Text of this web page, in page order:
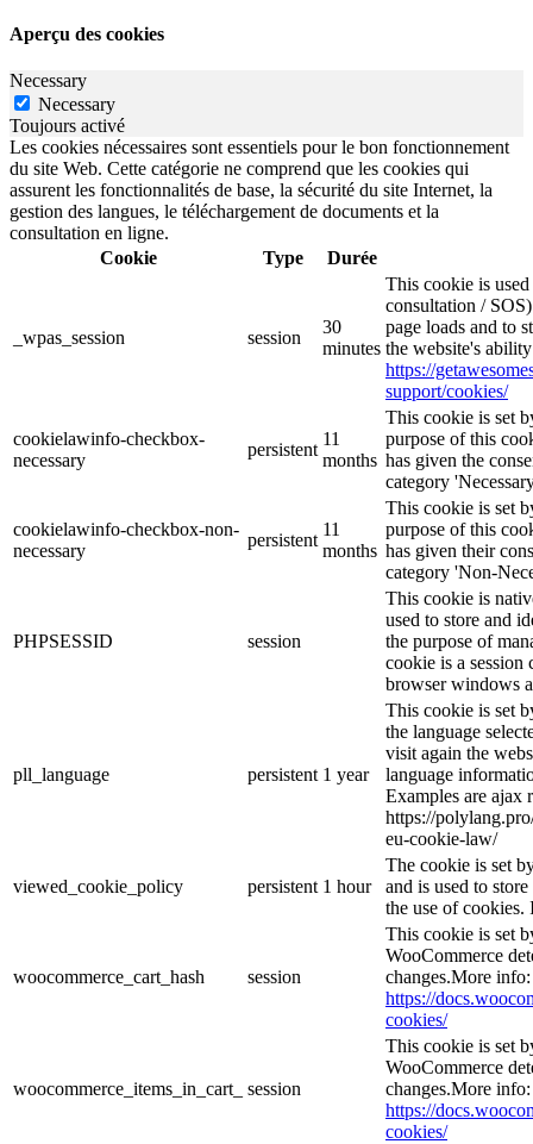
Aperçu des cookies
Necessary
Necessary
Toujours activé
Les cookies nécessaires sont essentiels pour le bon fonctionnement
du site Web. Cette catégorie ne comprend que les cookies qui
assurent les fonctionnalités de base, la sécurité du site Internet, la
gestion des langues, le téléchargement de documents et la
consultation en ligne.
Cookie
Type Durée
_wpas_session session
30
minutes
This cookie is
consultation /
page loads and to
the website's
https://
support/cookies/
cookielawinfo-checkbox-
necessary
persistent
11
months
This cookie is set
purpose of this
has given the
category
cookielawinfo-checkbox-non-
necessary
persistent
11
months
This cookie is set
purpose of this
has given their
category 'Non-
PHPSESSID session
This cookie is
used to store and
the purpose of
cookie is a session
browser windows
pll_language persistent 1 year
This cookie is set
the language
visit again the
language
Examples are ajax
https://
eu-cookie-law/
viewed_cookie_policy persistent 1 hour
The cookie is set
and is used to
the use of cookies.
woocommerce_cart_hash session
This cookie is set
WooCommerce
changes.More info:
https://
cookies/
woocommerce_items_in_cart_ session
This cookie is set
WooCommerce
changes.More info:
https://
cookies/